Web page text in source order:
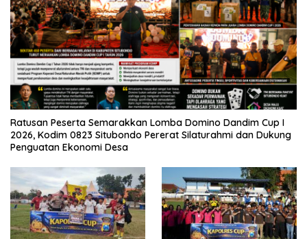
Ratusan Peserta Semarakkan Lomba Domino Dandim Cup I
2026, Kodim 0823 Situbondo Pererat Silaturahmi dan Dukung
Penguatan Ekonomi Desa